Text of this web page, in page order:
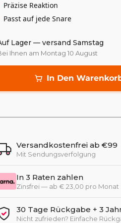
Präzise Reaktion
Passt auf jede Snare
Lager — versand Samstag
Ihnen am Montag 10 August
In Den
Versandkostenfrei ab €99
Mit Sendungsverfolgung
In 3 Raten zahlen
Zinsfrei — ab € 23,00 pro Monat
30 Tage Rückgabe + 3
Nicht zufrieden? Einfache